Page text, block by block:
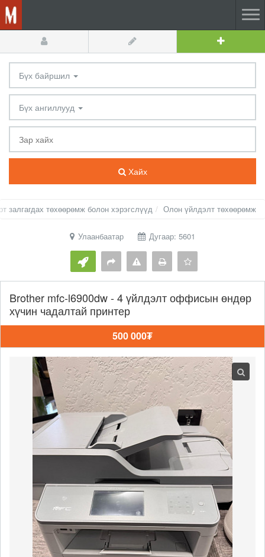
Бүх байршил
Бүх ангиллууд
Хайх
залгагдах төхөөрөмж болон хэрэгслүүд Олон үйлдэлт төхөөрөмж
Улаанбаатар Дугаар: 5601
Brother mfc-l6900dw - 4 үйлдэлт оффисын өндөр
хүчин чадалтай принтер
500 000₮